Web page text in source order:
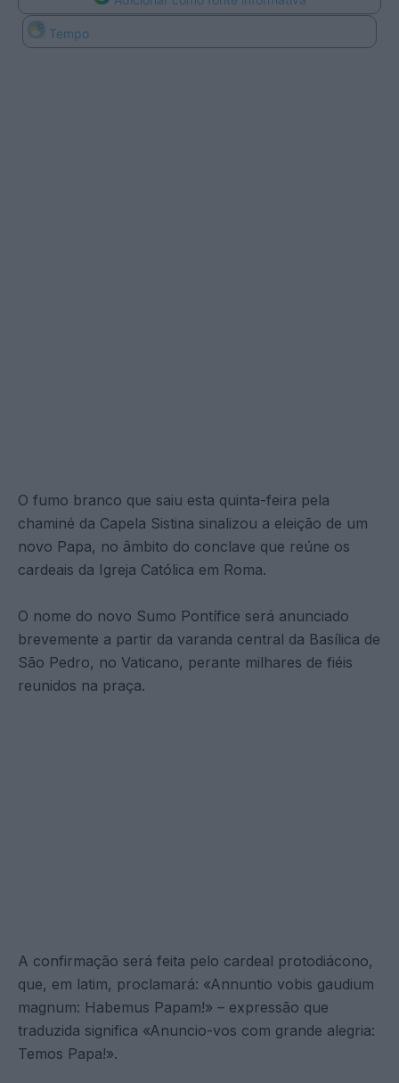
Tempo
O fumo branco que saiu esta quinta-feira pela
chaminé da Capela Sistina sinalizou a eleição de um
novo Papa, no âmbito do conclave que reúne os
cardeais da Igreja Católica em Roma.
O nome do novo Sumo Pontífice será anunciado
brevemente a partir da varanda central da Basílica de
São Pedro, no Vaticano, perante milhares de fiéis
reunidos na praça.
A confirmação será feita pelo cardeal protodiácono,
que, em latim, proclamará: «Annuntio vobis gaudium
magnum: Habemus Papam!» – expressão que
traduzida significa «Anuncio-vos com grande alegria:
Temos Papa!».